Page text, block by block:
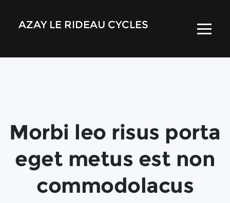
AZAY LE RIDEAU CYCLES
Morbi leo risus porta
eget metus est non
commodolacus